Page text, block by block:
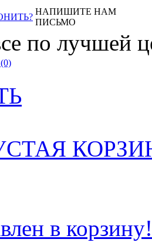
НАПИШИТЕ НАМ
ПИСЬМО
по лучшей
(0)
в корзину!